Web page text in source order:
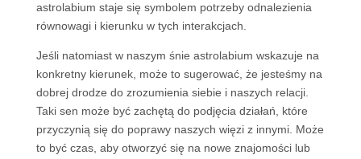
astrolabium staje się symbolem potrzeby odnalezienia
równowagi i kierunku w tych interakcjach.
Jeśli natomiast w naszym śnie astrolabium wskazuje na
konkretny kierunek, może to sugerować, że jesteśmy na
dobrej drodze do zrozumienia siebie i naszych relacji.
Taki sen może być zachętą do podjęcia działań, które
przyczynią się do poprawy naszych więzi z innymi. Może
to być czas, aby otworzyć się na nowe znajomości lub